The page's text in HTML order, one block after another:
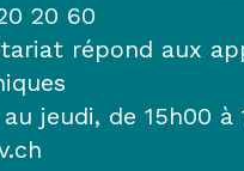
20 60
répond aux
jeudi, de 15h00 à